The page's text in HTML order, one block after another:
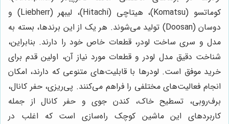
کوماتسو (Komatsu)، هیتاچی (Hitachi)، لیبهر (Liebherr) و
دوسان (Doosan) تولید می‌شوند. هر یک از این برندها، بسته به
مدل و سری ساخت لودر، قطعات خاص خود را دارند. بنابراین،
شناخت دقیق مدل لودر و قطعات مورد نیاز آن، اولین قدم برای
خرید موفق است. لودرها با قابلیت‌های متنوعی که دارند، امکان
انجام فعالیت‌های مختلفی را فراهم می‌کنند. پی‌ریزی، حفر کانال،
برف‌روبی، تسطیح خاک، کندن جوی و حفر کانال از جمله
کاربردهای این ماشین کوچک راه‌سازی است که اغلب در